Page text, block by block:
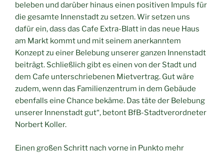
beleben und darüber hinaus einen positiven Impuls für
die gesamte Innenstadt zu setzen. Wir setzen uns
dafür ein, dass das Cafe Extra-Blatt in das neue Haus
am Markt kommt und mit seinem anerkanntem
Konzept zu einer Belebung unserer ganzen Innenstadt
beiträgt. Schließlich gibt es einen von der Stadt und
dem Cafe unterschriebenen Mietvertrag. Gut wäre
zudem, wenn das Familienzentrum in dem Gebäude
ebenfalls eine Chance bekäme. Das täte der Belebung
unserer Innenstadt gut“, betont BfB-Stadtverordneter
Norbert Koller.
Einen großen Schritt nach vorne in Punkto mehr